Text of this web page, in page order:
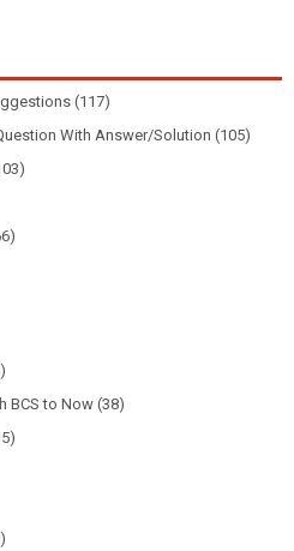
(117)
With Answer/Solution (105)
10th BCS to Now (38)